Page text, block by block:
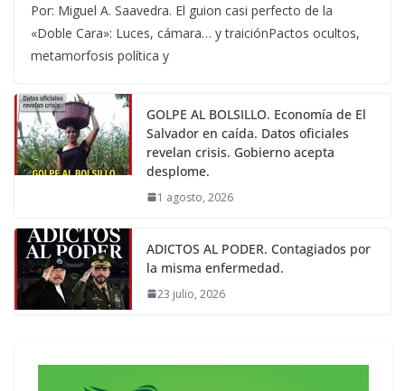
Por: Miguel A. Saavedra. El guion casi perfecto de la
«Doble Cara»: Luces, cámara… y traiciónPactos ocultos,
metamorfosis política y
GOLPE AL BOLSILLO. Economía de El
Salvador en caída. Datos oficiales
revelan crisis. Gobierno acepta
desplome.
1 agosto, 2026
ADICTOS AL PODER. Contagiados por
la misma enfermedad.
23 julio, 2026